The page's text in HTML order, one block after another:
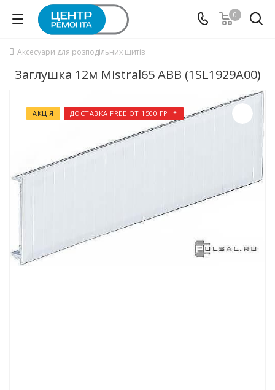
0
Аксесуари для розподільних щитів
Заглушка 12м Mistral65 ABB (1SL1929A00)
АКЦІЯ ДОСТАВКА FREE ОТ 1500 ГРН*